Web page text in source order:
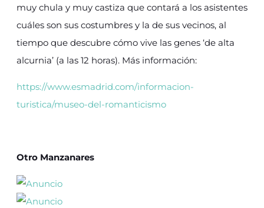
muy chula y muy castiza que contará a los asistentes
cuáles son sus costumbres y la de sus vecinos, al
tiempo que descubre cómo vive las genes ‘de alta
alcurnia’ (a las 12 horas). Más información:
https://www.esmadrid.com/informacion-
turistica/museo-del-romanticismo
Otro Manzanares